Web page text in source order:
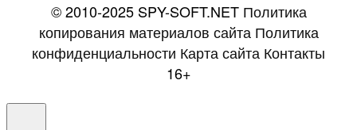
© 2010-2025 SPY-SOFT.NET Политика
копирования материалов сайта Политика
конфиденциальности Карта сайта Контакты
16+